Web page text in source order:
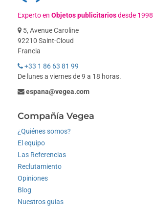
Experto enObjetos publicitariosdesde 1998
5, Avenue Caroline
92210 Saint-Cloud
Francia
+33 1 86 63 81 99
De lunes a viernes de 9 a 18 horas.
espana@vegea.com
Compañía Vegea
¿Quiénes somos?
El equipo
Las Referencias
Reclutamiento
Opiniones
Blog
Nuestros guías